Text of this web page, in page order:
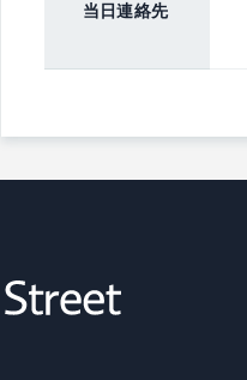
当日連絡先